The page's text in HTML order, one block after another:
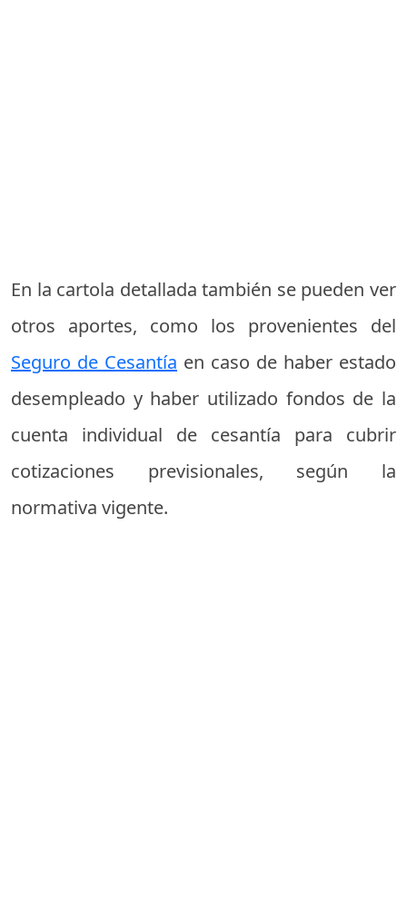
En la cartola detallada también se pueden ver
otros aportes, como los provenientes del
Seguro de Cesantía en caso de haber estado
desempleado y haber utilizado fondos de la
cuenta individual de cesantía para cubrir
cotizaciones previsionales, según la
normativa vigente.